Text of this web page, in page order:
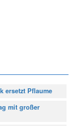
ersetzt Pflaume
mit großer